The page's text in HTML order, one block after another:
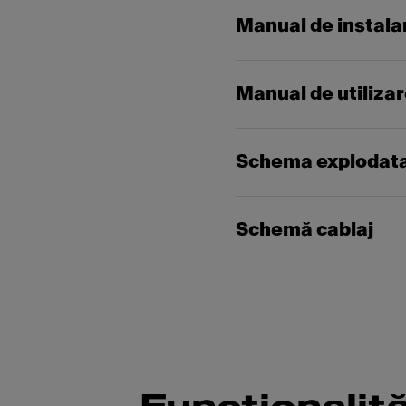
Manual de
Manual de
Schema
Schemă cablaj